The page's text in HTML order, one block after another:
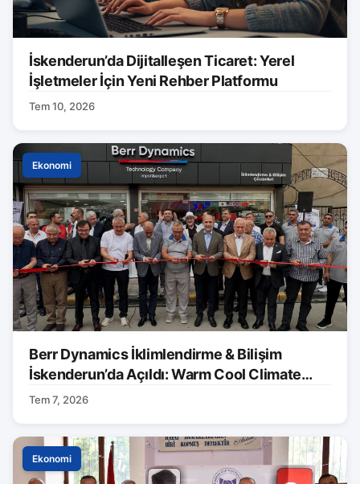
İskenderun’da Dijitalleşen Ticaret: Yerel
İşletmeler İçin Yeni Rehber Platformu
Tem 10, 2026
Ekonomi
Berr Dynamics İklimlendirme & Bilişim
İskenderun’da Açıldı: Warm Cool Climate
Markası Tanıtıldı
Tem 7, 2026
Ekonomi